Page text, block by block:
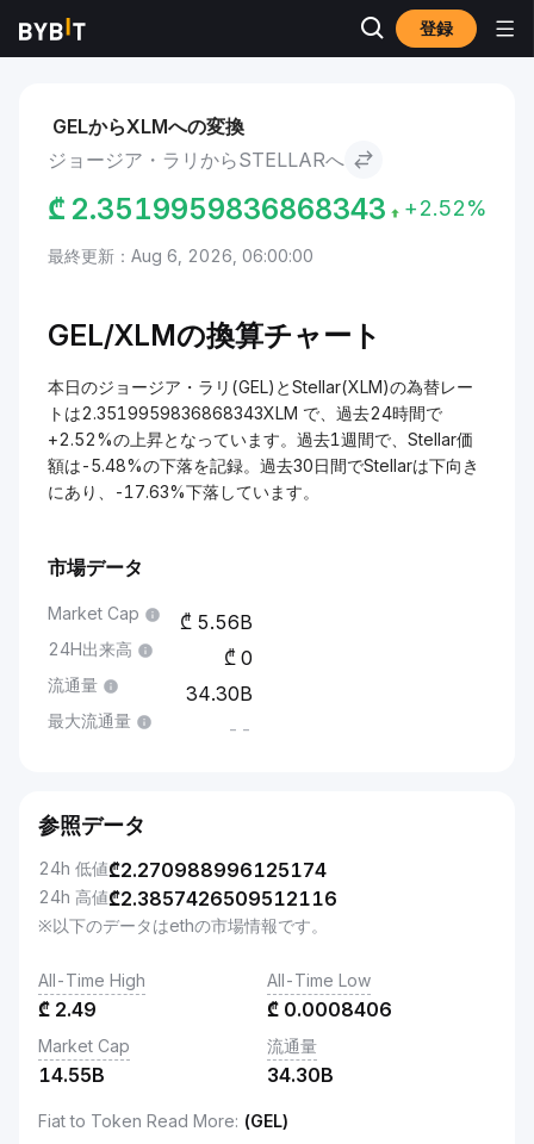
登録
市場 Stellar 価格 XLM ジョージア・ラリ to Stellar
GELからXLMへの変換
ジョージア・ラリからSTELLARへ
₾ 2.3519959836868343 +2.52%
最終更新：Aug 6, 2026, 06:00:00
GEL/XLMの換算チャート
本日のジョージア・ラリ(GEL)とStellar(XLM)の為替レー
トは2.3519959836868343XLM で、過去24時間で
+2.52%の上昇となっています。過去1週間で、Stellar価
額は-5.48%の下落を記録。過去30日間でStellarは下向き
にあり、-17.63%下落しています。
市場データ
Market Cap 5.56B
24H出来高 0
流通量 34.30B
最大流通量 --
参照データ
24h 低値₾2.270988996125174
24h 高値₾2.3857426509512116
※以下のデータはethの市場情報です。
All-Time High
₾ 2.49
All-Time Low
₾ 0.0008406
Market Cap
14.55B
流通量
34.30B
Fiat to Token Read More: (GEL)